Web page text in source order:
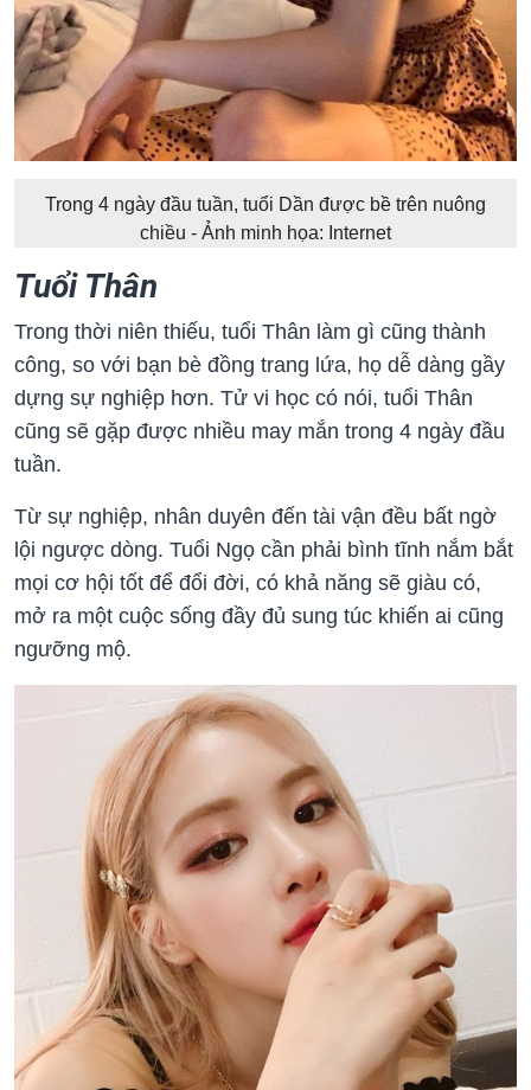
Trong 4 ngày đầu tuần, tuổi Dần được bề trên nuông
chiều - Ảnh minh họa: Internet
Tuổi Thân
Trong thời niên thiếu, tuổi Thân làm gì cũng thành
công, so với bạn bè đồng trang lứa, họ dễ dàng gầy
dựng sự nghiệp hơn. Tử vi học có nói, tuổi Thân
cũng sẽ gặp được nhiều may mắn trong 4 ngày đầu
tuần.
Từ sự nghiệp, nhân duyên đến tài vận đều bất ngờ
lội ngược dòng. Tuổi Ngọ cần phải bình tĩnh nắm bắt
mọi cơ hội tốt để đổi đời, có khả năng sẽ giàu có,
mở ra một cuộc sống đầy đủ sung túc khiến ai cũng
ngưỡng mộ.